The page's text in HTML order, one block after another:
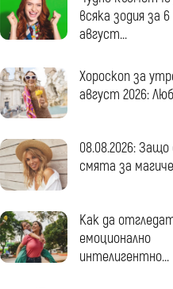
всяка зодия за 6
август...
Хороскоп за
август 2026:
08.08.2026: Защо
смята за
Как да
емоционално
интелигентно...